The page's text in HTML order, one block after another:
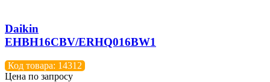
Daikin
EHBH16CBV/ERHQ016BW1
Код товара: 14312
Цена по запросу